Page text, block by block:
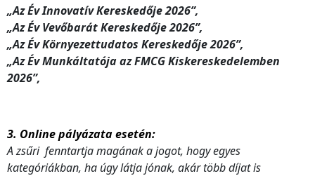
„Az Év Innovatív Kereskedője 2026”,
„Az Év Vevőbarát Kereskedője 2026”,
„Az Év Környezettudatos Kereskedője 2026”,
„Az Év Munkáltatója az FMCG Kiskereskedelemben
2026”,
3. Online pályázata esetén:
A zsűri fenntartja magának a jogot, hogy egyes
kategóriákban, ha úgy látja jónak, akár több díjat is